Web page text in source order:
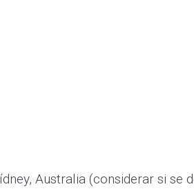
Australia (considerar si se